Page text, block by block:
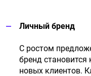
Личный бренд
С ростом
бренд
новых клиентов.